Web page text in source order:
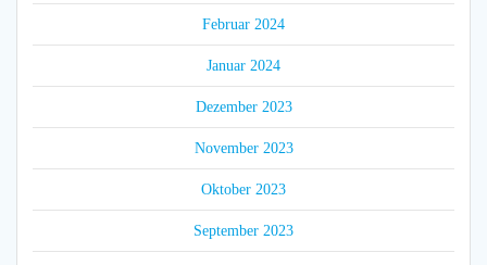
Februar 2024
Januar 2024
Dezember 2023
November 2023
Oktober 2023
September 2023